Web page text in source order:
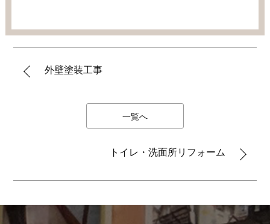
外壁塗装工事
一覧へ
トイレ・洗面所リフォーム